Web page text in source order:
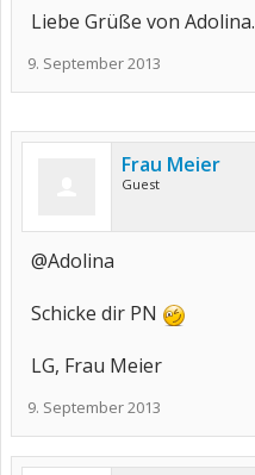
Liebe Grüße von Adolina.
9. September 2013
Frau Meier
Guest
@Adolina
Schicke dir PN
LG, Frau Meier
9. September 2013